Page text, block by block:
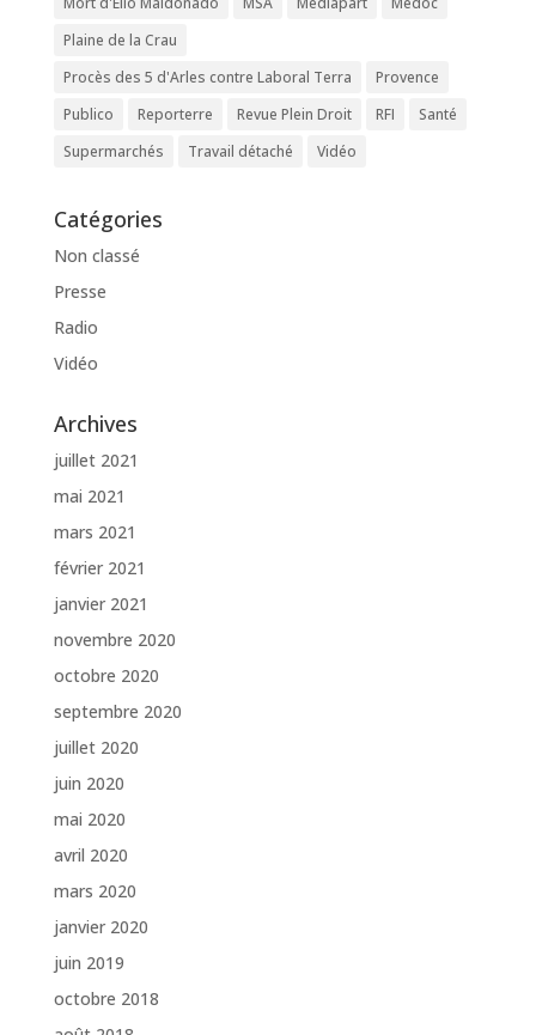
Plaine de la Crau
Procès des 5 d'Arles contre Laboral Terra
Provence
Publico
Reporterre Revue Plein Droit RFI
Santé
Supermarchés
Travail détaché Vidéo
Catégories
Non classé
Presse
Radio
Vidéo
Archives
juillet 2021
mai 2021
mars 2021
février 2021
janvier 2021
novembre 2020
octobre 2020
septembre 2020
juillet 2020
juin 2020
mai 2020
avril 2020
mars 2020
janvier 2020
juin 2019
octobre 2018